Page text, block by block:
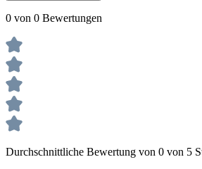
0 von 0 Bewertungen
Durchschnittliche Bewertung von 0 von 5